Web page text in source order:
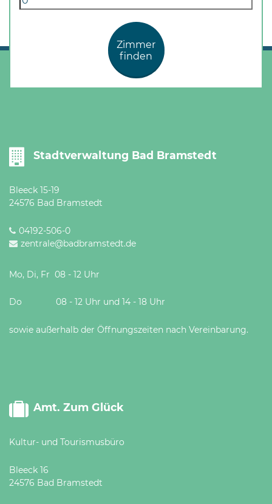
Zimmer
finden
Stadtverwaltung Bad Bramstedt
Bleeck 15-19
24576 Bad Bramstedt
04192-506-0
zentrale@badbramstedt.de
Mo, Di, Fr 08 - 12 Uhr
Do 08 - 12 Uhr und 14 - 18 Uhr
sowie außerhalb der Öffnungszeiten nach Vereinbarung.
Amt. Zum Glück
Kultur- und Tourismusbüro
Bleeck 16
24576 Bad Bramstedt